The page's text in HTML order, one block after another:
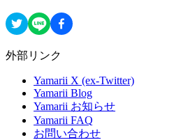
外部リンク
Yamarii X (ex-Twitter)
Yamarii Blog
Yamarii お知らせ
Yamarii FAQ
お問い合わせ